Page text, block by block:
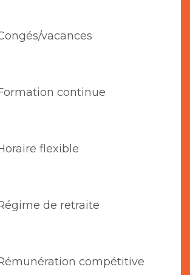
vacances
continue
flexible
de retraite
compétitive